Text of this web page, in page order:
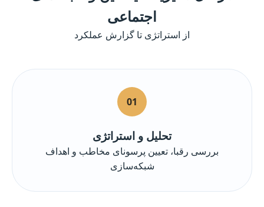
اجتماعی
از استراتژی تا گزارش عملکرد
01
تحلیل و استراتژی
بررسی رقبا، تعیین پرسونای مخاطب و اهداف
شبکه‌سازی